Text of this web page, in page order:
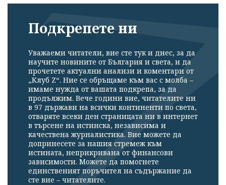
Подкрепете ни
Уважаеми читатели, вие сте тук и днес, за да
научите новините от България и света, и да
прочетете актуални анализи и коментари от
„Клуб Z“. Ние се обръщаме към вас с молба –
имаме нужда от вашата подкрепа, за да
продължим. Вече години вие, читателите ни
в 97 държави на всички континенти по света,
отваряте всеки ден страницата ни в интернет
в търсене на истинска, независима и
качествена журналистика. Вие можете да
допринесете за нашия стремеж към
истината, неприкривана от финансови
зависимости. Можете да помогнете
единственият поръчител на съдържание да
сте вие – читателите.